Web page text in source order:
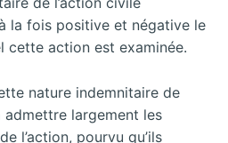
la fois positive et négative le
cette action est examinée.
nature indemnitaire de
admettre largement les
l’action, pourvu qu’ils